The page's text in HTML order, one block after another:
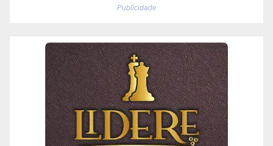
Publicidade